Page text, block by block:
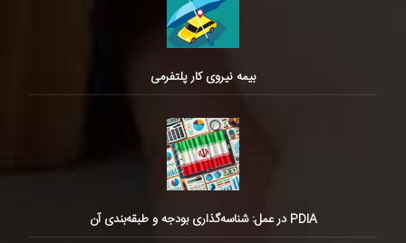
بیمه نیروی کار پلتفرمی
PDIA در عمل: شناسه‌گذاری بودجه و طبقه‌بندی آن